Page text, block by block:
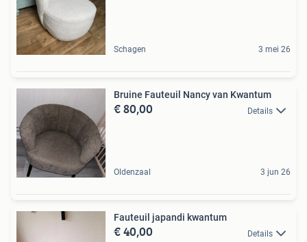
Schagen 3 mei 26
Bruine Fauteuil Nancy van Kwantum
€ 80,00 Details
Oldenzaal 3 jun 26
Fauteuil japandi kwantum
€ 40,00 Details